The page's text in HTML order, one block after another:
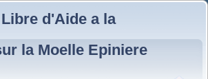
d'Aide a la
la Moelle Epiniere